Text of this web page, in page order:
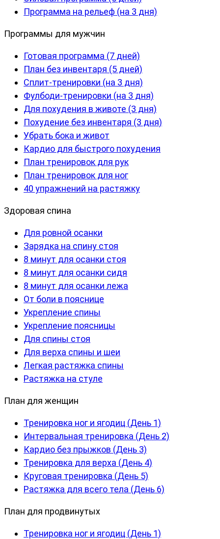
Программа на рельеф (на 3 дня)
Программы для мужчин
Готовая программа (7 дней)
План без инвентаря (5 дней)
Сплит-тренировки (на 3 дня)
Фулбоди-тренировки (на 3 дня)
Для похудения в животе (3 дня)
Похудение без инвентаря (3 дня)
Убрать бока и живот
Кардио для быстрого похудения
План тренировок для рук
План тренировок для ног
40 упражнений на растяжку
Здоровая спина
Для ровной осанки
Зарядка на спину стоя
8 минут для осанки стоя
8 минут для осанки сидя
8 минут для осанки лежа
От боли в пояснице
Укрепление спины
Укрепление поясницы
Для спины стоя
Для верха спины и шеи
Легкая растяжка спины
Растяжка на стуле
План для женщин
Тренировка ног и ягодиц (День 1)
Интервальная тренировка (День 2)
Кардио без прыжков (День 3)
Тренировка для верха (День 4)
Круговая тренировка (День 5)
Растяжка для всего тела (День 6)
План для продвинутых
Тренировка ног и ягодиц (День 1)